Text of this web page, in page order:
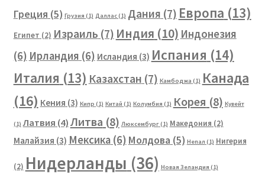
Греция (5) Грузия (1) Даллас(1) Дания (7) Европа (13)
Египет (2) Израиль (7) Индия (10) Индонезия
(6) Ирландия (6) Исландия (3) Испания (14)
Италия (13) Казахстан (7) Камбоджа (1) Канада
(16) Кения (3) Кипр (1) Китай (1) Колумбия (1) Корея (8) Кувейт
(1) Латвия (4)Литва (8) Люксембург(1) Македония (2)
Малайзия (3) Мексика(6) Молдова (5) Непал (1) Нигерия
(2) Нидерланды (36) Новая Зеландия (1)